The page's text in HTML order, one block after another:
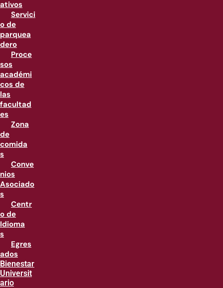
ativos
Servici
o de
parquea
dero
Proce
sos
académi
cos de
las
facultad
es
Zona
de
comida
s
Conve
nios
Asociado
s
Centr
o de
Idioma
s
Egres
ados
Bienestar
Universit
ario